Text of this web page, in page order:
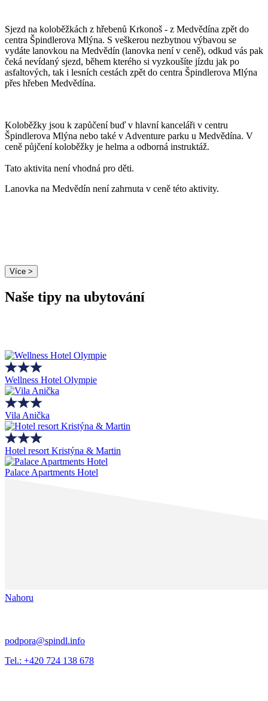
Sjezd na koloběžkách z hřebenů Krkonoš - z Medvědína zpět do
centra Špindlerova Mlýna. S veškerou nezbytnou výbavou se
vydáte lanovkou na Medvědín (lanovka není v ceně), odkud vás pak
čeká nevídaný sjezd, během kterého si vyzkoušíte jízdu jak po
asfaltových, tak i lesních cestách zpět do centra Špindlerova Mlýna
přes hřeben Medvědína.
Koloběžky jsou k zapůčení buď v hlavní kanceláři v centru
Špindlerova Mlýna nebo také v Adventure parku u Medvědína. V
ceně půjčení koloběžky je helma a odborná instruktáž.
Tato aktivita není vhodná pro děti.
Lanovka na Medvědín není zahrnuta v ceně této aktivity.
Více >
Naše tipy na ubytování
Wellness Hotel Olympie
Vila Anička
Hotel resort Kristýna & Martin
Palace Apartments Hotel
Nahoru
podpora@spindl.info
Tel.: +420 724 138 678